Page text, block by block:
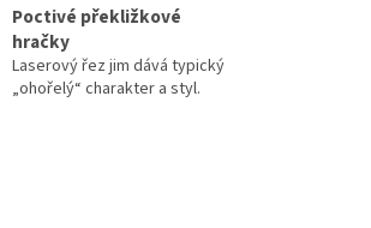
Poctivé překližkové
hračky
Laserový řez jim dává typický
„ohořelý“ charakter a styl.